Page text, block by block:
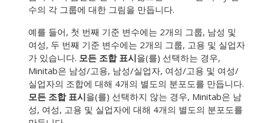
수의 각 그룹에 대한 그림을 만듭니다.
예를 들어, 첫 번째 기준 변수에는 2개의 그룹, 남성 및
여성, 두 번째 기준 변수에는 2개의 그룹, 고용 및 실업자
가 있습니다. 모든 조합 표시을(를) 선택하는 경우,
Minitab은 남성/고용, 남성/실업자, 여성/고용 및 여성/
실업자의 조합에 대해 4개의 별도의 분포도를 만듭니다.
모든 조합 표시을(를) 선택하지 않는 경우, Minitab은 남
성, 여성, 고용 및 실업자에 대해 4개의 별도의 분포도를